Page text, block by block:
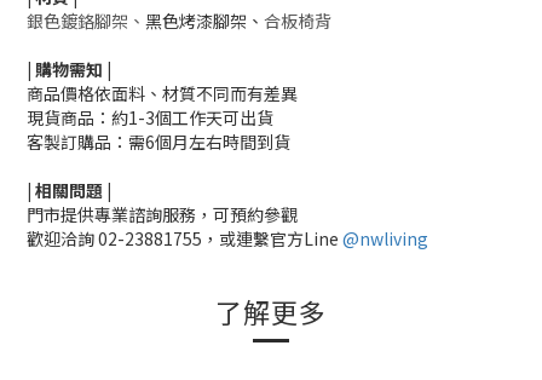
銀色鍍鉻腳架、 黑色烤漆腳架、 合板椅背
| 購物需知 |
商品價格依面料、材質不同而有差異
現貨商品：約1-3個工作天可出貨
客製訂購品：需6個月左右時間到貨
| 相關問題 |
門市提供專業諮詢服務，可預約參觀
歡迎洽詢02-23881755， 或連繫官方Line @nwliving
了解更多